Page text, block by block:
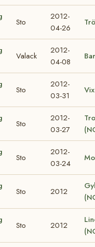
Sto
2012-
04-26
Valack
2012-
04-08
Sto
2012-
03-31
Sto
2012-
03-27
Sto
2012-
03-24
Sto 2012
Sto 2012